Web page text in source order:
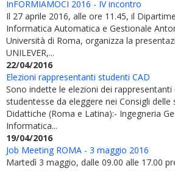
InFORMIAMOCI 2016 - IV incontro
Il 27 aprile 2016, alle ore 11.45, il
Informatica Automatica e Gestionale
Università di Roma, organizza la
UNILEVER,...
22/04/2016
Elezioni rappresentanti studenti CAD
Sono indette le elezioni dei rappresentanti
studentesse da eleggere nei Consigli delle
Didattiche (Roma e Latina):- Ingegneria
Informatica...
19/04/2016
Job Meeting ROMA - 3 maggio 2016
Martedì 3 maggio, dalle 09.00 alle 17.00